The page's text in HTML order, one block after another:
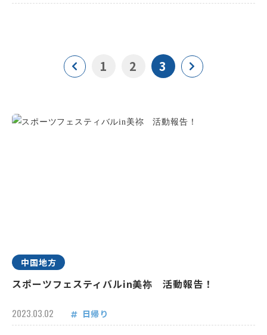
1 2 3
中国地方
スポーツフェスティバルin美祢 活動報告！
2023.03.02 日帰り